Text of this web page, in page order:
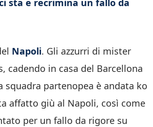
Napoli. Gli azzurri di mister
cadendo in casa del Barcellona
squadra partenopea è andata ko
affatto giù al Napoli, così come
per un fallo da rigore su